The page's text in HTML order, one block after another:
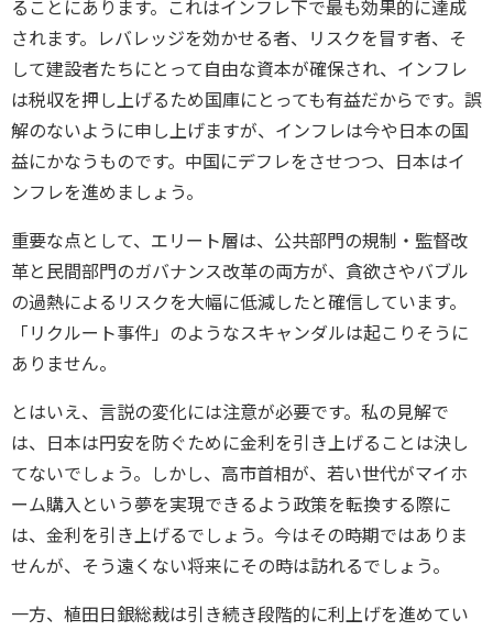
ることにあります。これはインフレ下で最も効果的に達成
されます。レバレッジを効かせる者、リスクを冒す者、そ
して建設者たちにとって自由な資本が確保され、インフレ
は税収を押し上げるため国庫にとっても有益だからです。誤
解のないように申し上げますが、インフレは今や日本の国
益にかなうものです。中国にデフレをさせつつ、日本はイ
ンフレを進めましょう。
重要な点として、エリート層は、公共部門の規制・監督改
革と民間部門のガバナンス改革の両方が、貪欲さやバブル
の過熱によるリスクを大幅に低減したと確信しています。
「リクルート事件」のようなスキャンダルは起こりそうに
ありません。
とはいえ、言説の変化には注意が必要です。私の見解で
は、日本は円安を防ぐために金利を引き上げることは決し
てないでしょう。しかし、高市首相が、若い世代がマイホ
ーム購入という夢を実現できるよう政策を転換する際に
は、金利を引き上げるでしょう。今はその時期ではありま
せんが、そう遠くない将来にその時は訪れるでしょう。
一方、植田日銀総裁は引き続き段階的に利上げを進めてい